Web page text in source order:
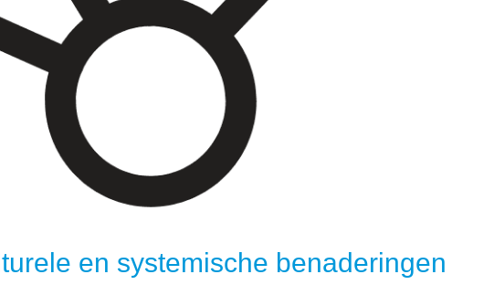
en systemische benaderingen